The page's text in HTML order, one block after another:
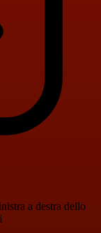
a destra dello